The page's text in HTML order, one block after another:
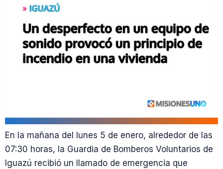
En la mañana del lunes 5 de enero, alrededor de las
07:30 horas, la Guardia de Bomberos Voluntarios de
Iguazú recibió un llamado de emergencia que